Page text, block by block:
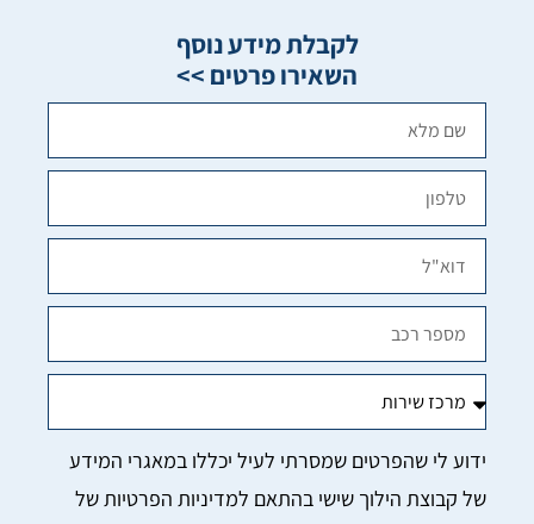
לקבלת מידע נוסף
השאירו פרטים >>